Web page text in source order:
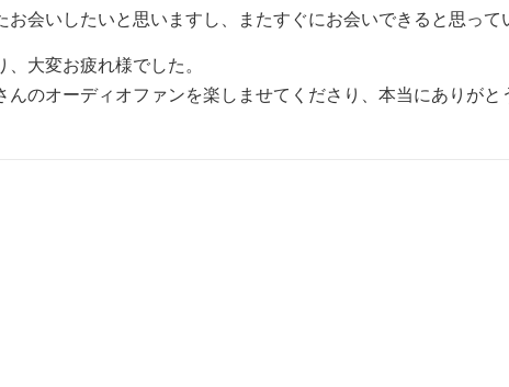
会いしたいと思いますし、またすぐにお会いできると思って
大変お疲れ様でした。
んのオーディオファンを楽しませてくださり、本当にありがと